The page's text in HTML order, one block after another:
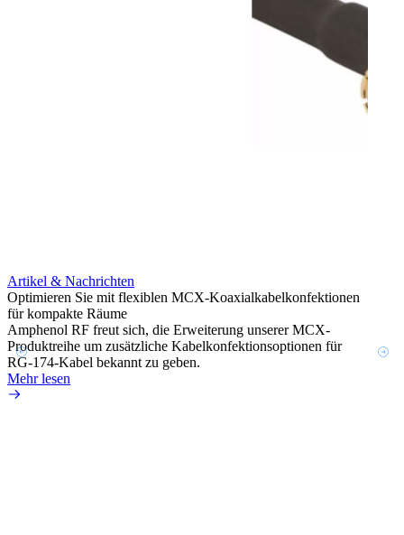
Artikel & Nachrichten
Optimieren Sie mit flexiblen MCX-Koaxialkabelkonfektionen
für kompakte Räume
Amphenol RF freut sich, die Erweiterung unserer MCX-
Produktreihe um zusätzliche Kabelkonfektionsoptionen für
RG-174-Kabel bekannt zu geben.
Mehr lesen